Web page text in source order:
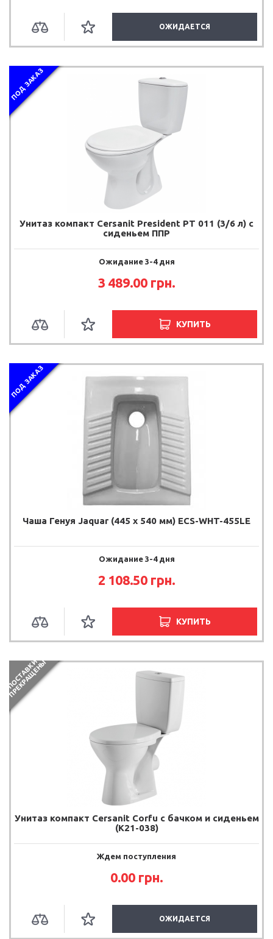
ОЖИДАЕТСЯ
ПОД ЗАКАЗ
Унитаз компакт Cersanit President PT 011 (3/6 л) с
сиденьем ППР
Ожидание 3-4 дня
3 489.00 грн.
КУПИТЬ
ПОД ЗАКАЗ
Чаша Генуя Jaquar (445 х 540 мм) ECS-WHT-455LE
Ожидание 3-4 дня
2 108.50 грн.
КУПИТЬ
П
О
С
Т
А
В
К
И
П
Р
Е
К
Р
А
Щ
Е
Н
Ы
Унитаз компакт Cersanit Corfu с бачком и сиденьем
(K21-038)
Ждем поступления
0.00 грн.
ОЖИДАЕТСЯ